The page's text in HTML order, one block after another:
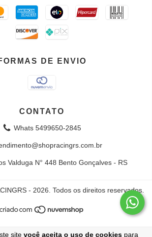
site você aceita o uso de cookies para
DE ENVIO
CONTATO
Whats 5499650-2845
Valduga N° 448 Bento Gonçalves - RS
- 2026. Todos os direitos reservados.